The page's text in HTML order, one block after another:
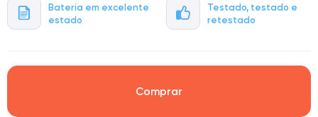
Bateria em excelente
estado
Testado, testado e
retestado
Comprar